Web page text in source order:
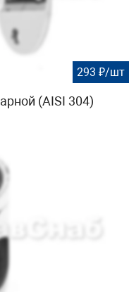
293 ₽/шт
(AISI 304)